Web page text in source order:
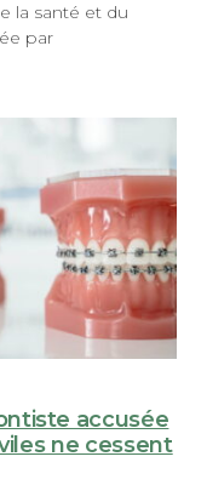
la santé et du
par
accusée
ne cessent